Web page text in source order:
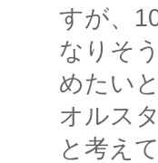
すが、
なりそ
めたい
オルス
と考え